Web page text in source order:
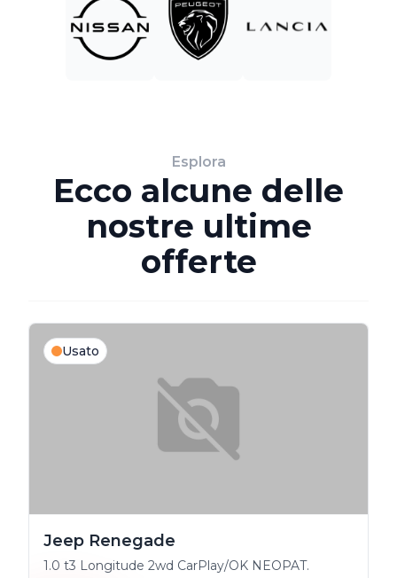
Esplora
Ecco alcune delle
nostre ultime
offerte
Usato
Jeep Renegade
1.0 t3 Longitude 2wd CarPlay/OK NEOPAT.